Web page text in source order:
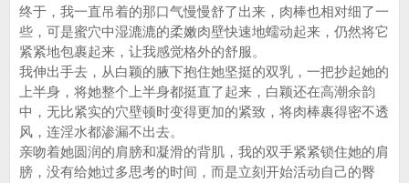
终于，我一直吊着的那口气慢慢舒了出来，肉棒也相对细了一
些，可是蜜穴中湿漉漉的柔嫩肉壁快速地蠕动起来，仍然将它
紧紧地包裹起来，让我感觉格外的舒服。
我伸出手去，从白颖的腋下抱住她坚挺的双乳，一把抄起她的
上半身，将她整个上半身都挺直了起来，白颖还在高潮余韵
中，无比紧实的穴壁顿时变得更加的紧致，将肉棒裹得密不透
风，连淫水都渗漏不出去。
亲吻着她圆润的肩膀和凝滑的背肌，我的双手紧紧锁住她的肩
膀，没有给她过多思考的时间，而是立刻开始活动自己的臀